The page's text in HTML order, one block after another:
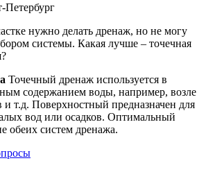
Петербург
нужно делать дренаж, но не могу
системы. Какая лучше – точечная
Точечный дренаж используется в
содержанием воды, например, возле
и т.д. Поверхностный предназначен для
вод или осадков. Оптимальный
обеих систем дренажа.